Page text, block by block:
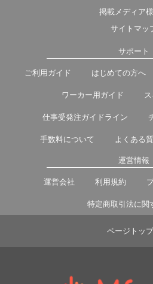
掲載メディア
サイトマッ
サポート
ご利用ガイド はじめての方へ
ワーカー用ガイド
仕事受発注ガイドライン
手数料について よくある
運営情報
運営会社 利用規約
特定商取引法に関
ページトッ